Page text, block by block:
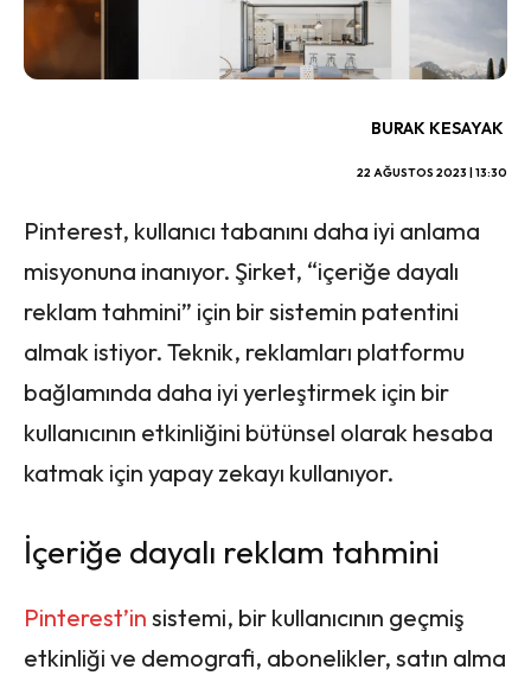
BURAK KESAYAK
22 AĞUSTOS 2023 | 13:30
Pinterest, kullanıcı tabanını daha iyi anlama
misyonuna inanıyor. Şirket, “içeriğe dayalı
reklam tahmini” için bir sistemin patentini
almak istiyor. Teknik, reklamları platformu
bağlamında daha iyi yerleştirmek için bir
kullanıcının etkinliğini bütünsel olarak hesaba
katmak için yapay zekayı kullanıyor.
İçeriğe dayalı reklam tahmini
Pinterest’in sistemi, bir kullanıcının geçmiş
etkinliği ve demografi, abonelikler, satın alma